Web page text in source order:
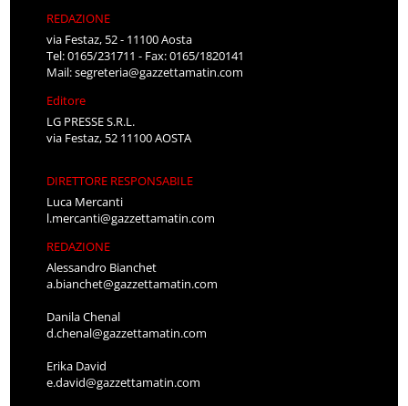
REDAZIONE
via Festaz, 52 - 11100 Aosta
Tel: 0165/231711 - Fax: 0165/1820141
Mail:segreteria@gazzettamatin.com
Editore
LG PRESSE S.R.L.
via Festaz, 52 11100 AOSTA
DIRETTORE RESPONSABILE
Luca Mercanti
l.mercanti@gazzettamatin.com
REDAZIONE
Alessandro Bianchet
a.bianchet@gazzettamatin.com
Danila Chenal
d.chenal@gazzettamatin.com
Erika David
e.david@gazzettamatin.com